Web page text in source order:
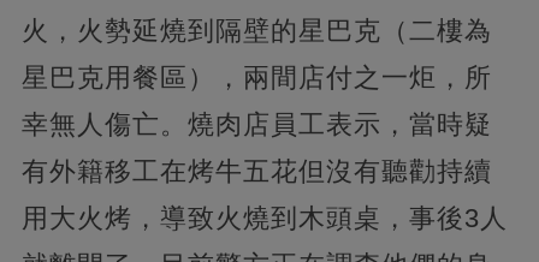
火，火勢延燒到隔壁的星巴克（二樓為
星巴克用餐區），兩間店付之一炬，所
幸無人傷亡。燒肉店員工表示，當時疑
有外籍移工在烤牛五花但沒有聽勸持續
用大火烤，導致火燒到木頭桌，事後3人